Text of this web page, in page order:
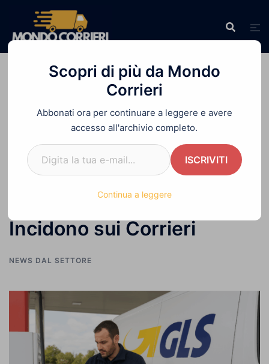
contenuto
Home»Inflazione e Costo del Carburante:
Come Incidono sui Corrieri
Inflazione e Costo del
Carburante: Come
Incidono sui Corrieri
NEWS DAL SETTORE
Scopri di più da Mondo
Corrieri
Abbonati ora per continuare a leggere e avere
accesso all'archivio completo.
Digita la tua e-mail...
ISCRIVITI
Continua a leggere